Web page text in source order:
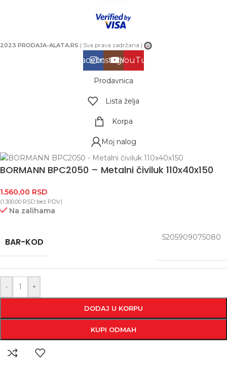
2023 PRODAJA-ALATA.RS | Sva prava zadržana |
Facebook
Instagram
YouTube
Prodavnica
Lista želja
Korpa
Moj nalog
BORMANN BPC2050 – Metalni čiviluk 110x40x150
1.560,00 RSD
(1.300,00 RSD bez PDV)
Na zalihama
BAR-KOD 5205909075080
- +
DODAJ U KORPU
KUPI ODMAH